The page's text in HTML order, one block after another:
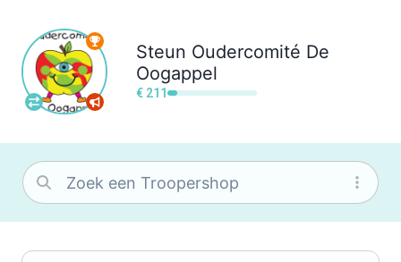
Steun Oudercomité De
Oogappel
€ 211